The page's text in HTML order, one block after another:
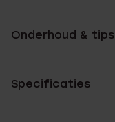
Onderhoud & tips
Specificaties